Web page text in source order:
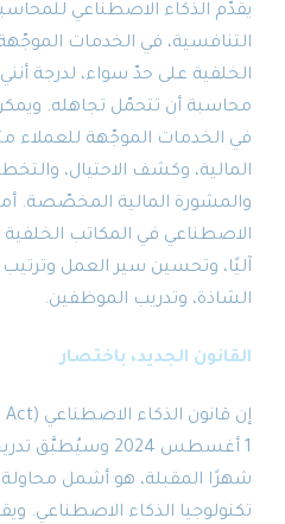
يقدّم الذكاء الاصطناعي
التنافسية، في الخدمات
الخلفية على حدّ سواء، لدرجة
محاسبة أن تتحمّل تجاهله.
في الخدمات الموجّهة للعملاء
المالية، وكشف الاحتيال،
والمشورة المالية المخصّصة.
الاصطناعي في المكاتب الخلفية
آليًا، وتحسين سير العمل وترتيب
الشاذة، وتدريب الموظفين.
القانون الجديد، باختصار
شهرًا المقبلة، هو أشمل
تكنولوجيا الذكاء الاصطناعي.